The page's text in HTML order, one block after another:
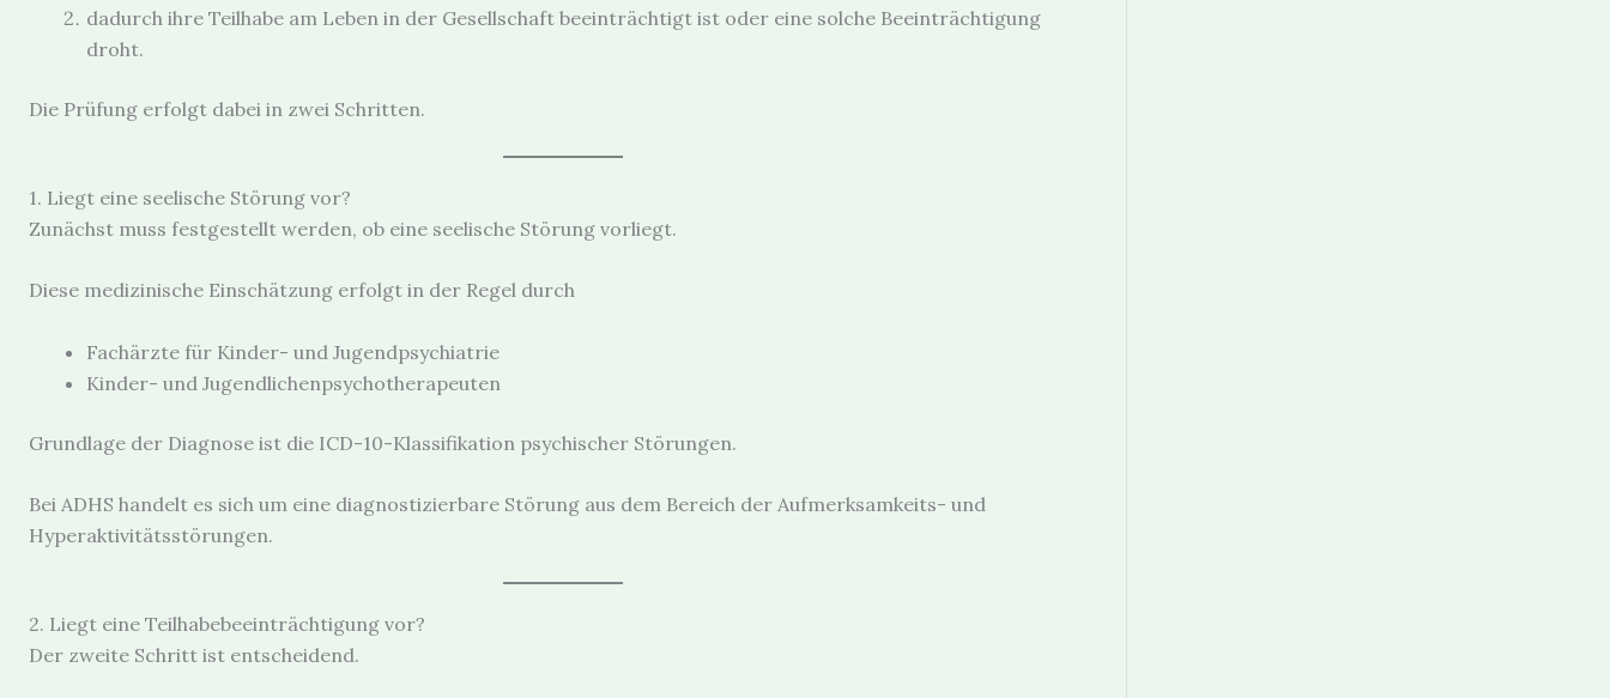
dadurch ihre Teilhabe am Leben in der Gesellschaft beeinträchtigt ist oder eine solche Beeinträchtigung
droht.
Die Prüfung erfolgt dabei in zwei Schritten.
1. Liegt eine seelische Störung vor?
Zunächst muss festgestellt werden, ob eine seelische Störung vorliegt.
Diese medizinische Einschätzung erfolgt in der Regel durch
Fachärzte für Kinder- und Jugendpsychiatrie
Kinder- und Jugendlichenpsychotherapeuten
Grundlage der Diagnose ist die ICD-10-Klassifikation psychischer Störungen.
Bei ADHS handelt es sich um eine diagnostizierbare Störung aus dem Bereich der Aufmerksamkeits- und
Hyperaktivitätsstörungen.
2. Liegt eine Teilhabebeeinträchtigung vor?
Der zweite Schritt ist entscheidend.